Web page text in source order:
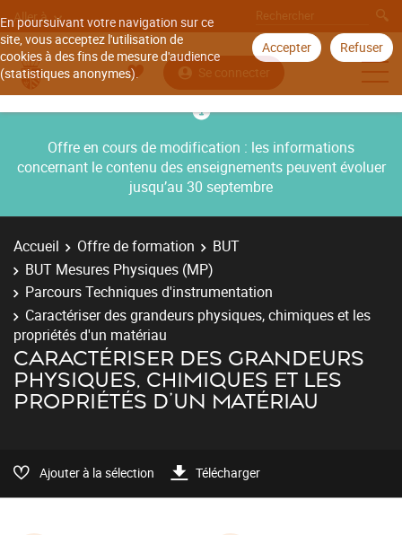
En poursuivant votre navigation sur ce
site, vous acceptez l'utilisation de
cookies à des fins de mesure d'audience
(statistiques anonymes).
Accepter Refuser
Aller à
Se connecter
Offre en cours de modification : les informations
concernant le contenu des enseignements peuvent évoluer
jusqu’au 30 septembre
Accueil Offre de formation
BUT
BUT Mesures Physiques (MP)
Parcours Techniques d'instrumentation
Caractériser des grandeurs physiques, chimiques et les
propriétés d'un matériau
CARACTÉRISER DES GRANDEURS
PHYSIQUES, CHIMIQUES ET LES
PROPRIÉTÉS D'UN MATÉRIAU
Ajouter à la sélection Télécharger